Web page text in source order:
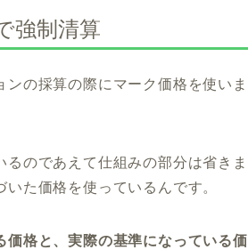
強制清算
の採算の際にマーク価格を使いま
のであえて仕組みの部分は省きま
た価格を使っているんです。
価格と、実際の基準になっている価